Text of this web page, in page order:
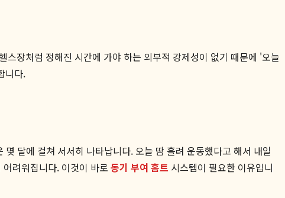
장처럼 정해진 시간에 가야 하는 외부적 강제성이 없기 때문에 '오늘
니다.
달에 걸쳐 서서히 나타납니다. 오늘 땀 흘려 운동했다고 해서 내일
려워집니다. 이것이 바로 동기 부여 홈트 시스템이 필요한 이유입니